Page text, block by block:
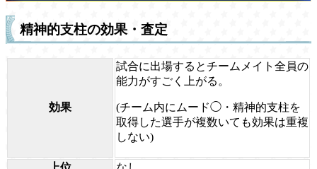
精神的支柱の効果・査定
効果
試合に出場するとチームメイト全員の
能力がすごく上がる。
(チーム内にムード◯・精神的支柱を
取得した選手が複数いても効果は重複
しない)